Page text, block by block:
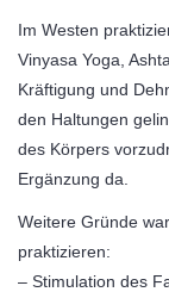
Im Westen
Vinyasa Yoga,
Kräftigung und
den Haltungen
des Körpers
Ergänzung da.
Weitere Gründe
praktizieren:
– Stimulation des